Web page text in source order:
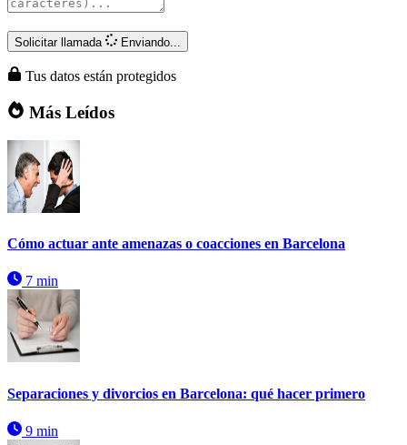
Solicitar llamada Enviando...
Tus datos están protegidos
Más Leídos
Cómo actuar ante amenazas o coacciones en Barcelona
7 min
Separaciones y divorcios en Barcelona: qué hacer primero
9 min